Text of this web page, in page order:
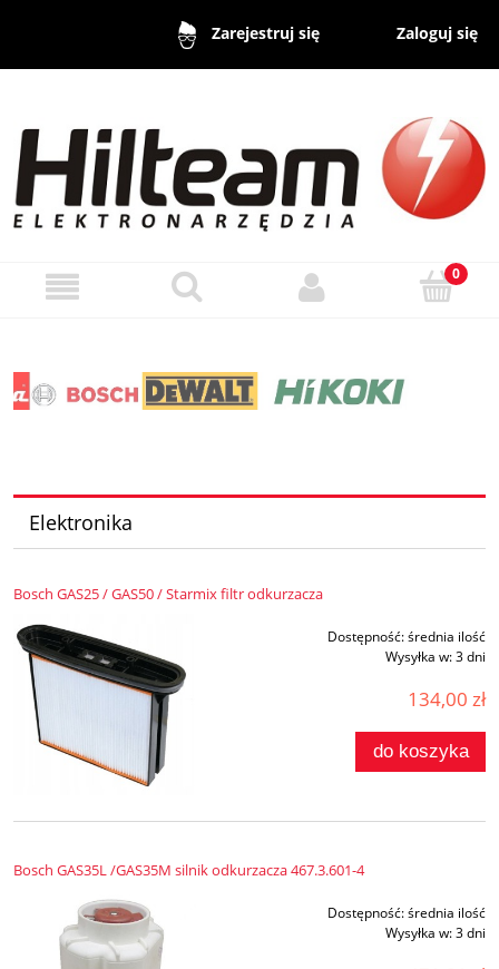
Zarejestruj się Zaloguj się
Elektronika
Bosch GAS25 / GAS50 / Starmix filtr odkurzacza
Dostępność:średnia ilość
Wysyłka w:3 dni
134,00 zł
do koszyka
Bosch GAS35L /GAS35M silnik odkurzacza 467.3.601-4
Dostępność:średnia ilość
Wysyłka w:3 dni